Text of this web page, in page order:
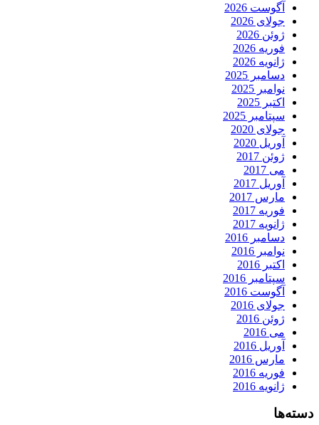
آگوست 2026
جولای 2026
ژوئن 2026
فوریه 2026
ژانویه 2026
دسامبر 2025
نوامبر 2025
اکتبر 2025
سپتامبر 2025
جولای 2020
آوریل 2020
ژوئن 2017
می 2017
آوریل 2017
مارس 2017
فوریه 2017
ژانویه 2017
دسامبر 2016
نوامبر 2016
اکتبر 2016
سپتامبر 2016
آگوست 2016
جولای 2016
ژوئن 2016
می 2016
آوریل 2016
مارس 2016
فوریه 2016
ژانویه 2016
دسته‌ها